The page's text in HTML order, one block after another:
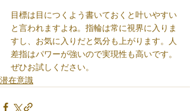
目標は目につくよう書いておくと叶いやすい
と言われますよね。指輪は常に視界に入りま
すし、お気に入りだと気分も上がります。人
差指はパワーが強いので実現性も高いです。
ぜひお試しください。
潜在意識